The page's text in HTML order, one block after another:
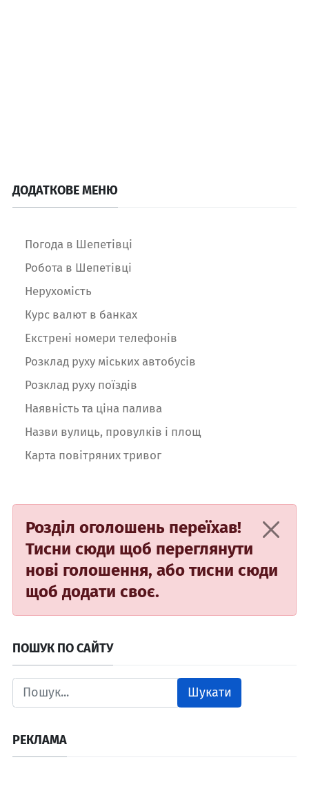
ДОДАТКОВЕ МЕНЮ
Погода в Шепетівці
Робота в Шепетівці
Нерухомість
Курс валют в банках
Екстрені номери телефонів
Розклад руху міських автобусів
Розклад руху поїздів
Наявність та ціна палива
Назви вулиць, провулків і площ
Карта повітряних тривог
Розділ оголошень переїхав!
Тисни сюди щоб переглянути
нові голошення, або тисни сюди
щоб додати своє.
ПОШУК ПО САЙТУ
Шукати
РЕКЛАМА